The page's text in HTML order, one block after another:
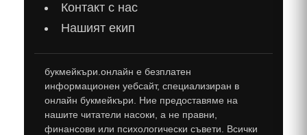
Контакт с нас
Нашият екип
букмейкъри.онлайн е безплатен
информационен уебсайт, специализиран в
онлайн букмейкъри. Ние предоставяме на
нашите читатели насоки, а не правни,
финансови или психологически съвети. Всички